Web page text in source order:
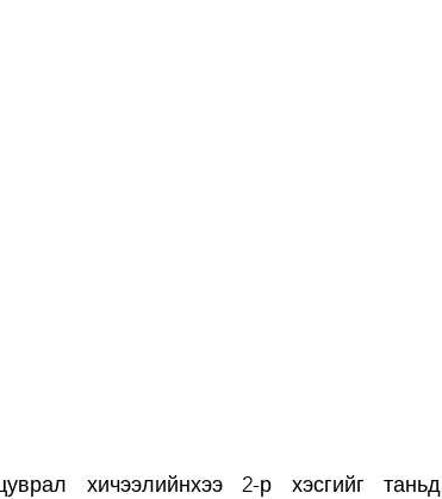
хичээлийнхээ 2-р хэсгийг таньд